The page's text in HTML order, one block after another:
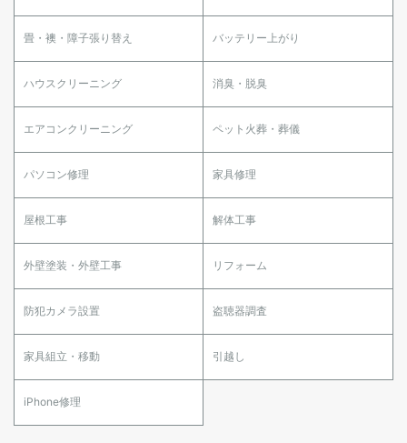
畳・襖・障子張り替え バッテリー上がり
ハウスクリーニング 消臭・脱臭
エアコンクリーニング ペット火葬・葬儀
パソコン修理 家具修理
屋根工事 解体工事
外壁塗装・外壁工事 リフォーム
防犯カメラ設置 盗聴器調査
家具組立・移動 引越し
iPhone修理